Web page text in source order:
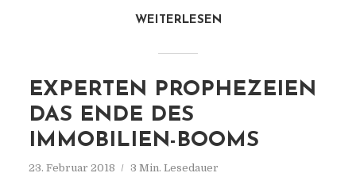
WEITERLESEN
EXPERTEN PROPHEZEIEN
DAS ENDE DES
IMMOBILIEN-BOOMS
23. Februar 2018 3 Min. Lesedauer